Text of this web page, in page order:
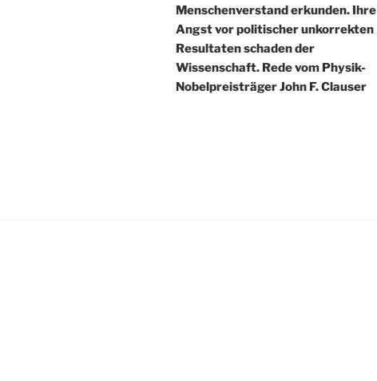
Menschenverstand erkunden. Ihre
Angst vor politischer unkorrekten
Resultaten schaden der
Wissenschaft. Rede vom Physik-
Nobelpreisträger John F. Clauser